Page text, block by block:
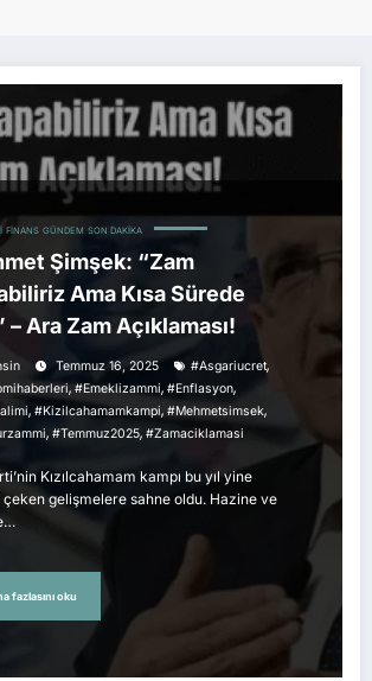
FINANS GÜNDEM SON DAKIKA
Şimşek: “Zam
Ama Kısa Sürede
– Ara Zam Açıklaması!
Temmuz 16, 2025 #asgariucret,
,#emeklizammi, #enflasyon,
, #kizilcahamamkampi, #mehmetsimsek,
, #temmuz2025, #zamaciklamasi
Kızılcahamam kampı bu yıl yine
gelişmelere sahne oldu. Hazine ve
fazlasını oku